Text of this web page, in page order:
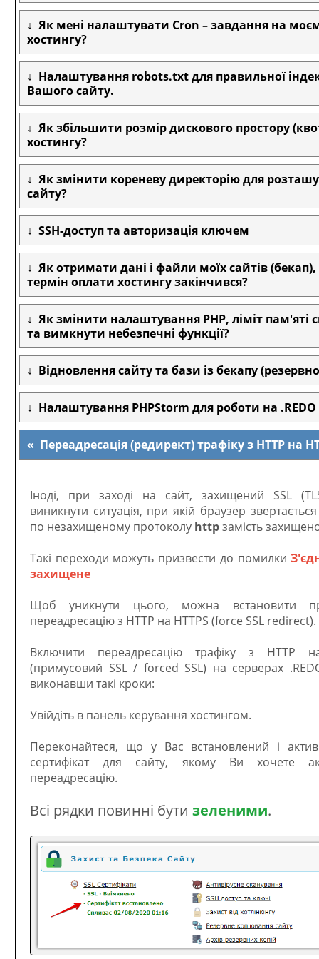
Як мені налаштувати Cron – завдання на
хостингу?
Налаштування robots.txt для правильної
Вашого сайту.
Як збільшити розмір дискового простору
хостингу?
Як змінити кореневу директорію для
сайту?
SSH-доступ та авторизація ключем
Як отримати дані і файли моїх сайтів
термін оплати хостингу закінчився?
Як змінити налаштування PHP, ліміт пам'яті
та вимкнути небезпечні функції?
Відновлення сайту та бази із бекапу
Налаштування PHPStorm для роботи на .REDO
Переадресація (редирект) трафіку з HTTP на
Іноді, при заході на сайт, захищений SSL
виникнути ситуація, при якій браузер
по незахищеному протоколу httpзамість
Такі переходи можуть призвести до помилки
захищене
Щоб уникнути цього, можна встановити
переадресацію з HTTP на HTTPS (force SSL redirect).
Включити переадресацію трафіку з HTTP
(примусовий SSL / forced SSL) на серверах
виконавши такі кроки:
Увійдіть в панель керування хостингом.
Переконайтеся, що у Вас встановлений і
сертифікат для сайту, якому Ви хочете
переадресацію.
Всі рядки повинні бути зеленими.